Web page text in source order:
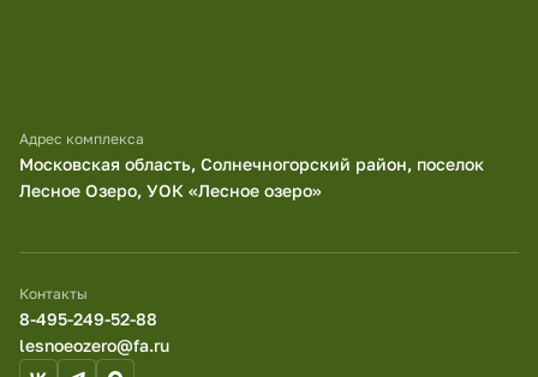
Адрес комплекса
Московская область, Солнечногорский район, поселок
Лесное Озеро, УОК «Лесное озеро»
Контакты
8-495-249-52-88
lesnoeozero@fa.ru